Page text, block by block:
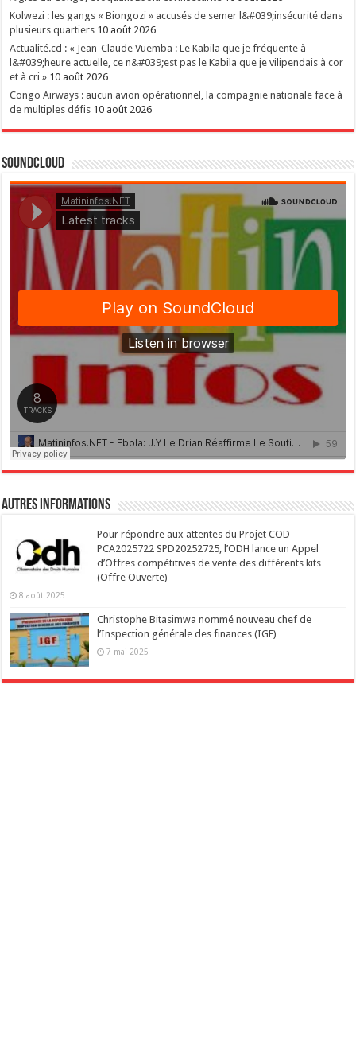
Kolwezi : les gangs « Biongozi » accusés de semer l&#039;insécurité dans
plusieurs quartiers 10 août 2026
Actualité.cd : « Jean-Claude Vuemba : Le Kabila que je fréquente à
l&#039;heure actuelle, ce n&#039;est pas le Kabila que je vilipendais à cor
et à cri » 10 août 2026
Congo Airways : aucun avion opérationnel, la compagnie nationale face à
de multiples défis 10 août 2026
SoundCloud
Autres Informations
Pour répondre aux attentes du Projet COD
PCA2025722 SPD20252725, l’ODH lance un Appel
d’Offres compétitives de vente des différents kits
(Offre Ouverte)
8 août 2025
Christophe Bitasimwa nommé nouveau chef de
l’Inspection générale des finances (IGF)
7 mai 2025